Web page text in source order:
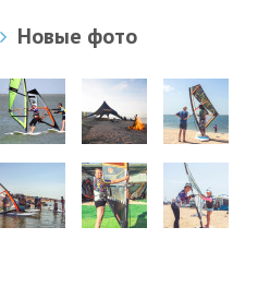
Новые фото